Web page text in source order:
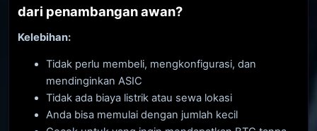
dari penambangan awan?
Kelebihan:
Tidak perlu membeli, mengkonfigurasi, dan
mendinginkan ASIC
Tidak ada biaya listrik atau sewa lokasi
Anda bisa memulai dengan jumlah kecil